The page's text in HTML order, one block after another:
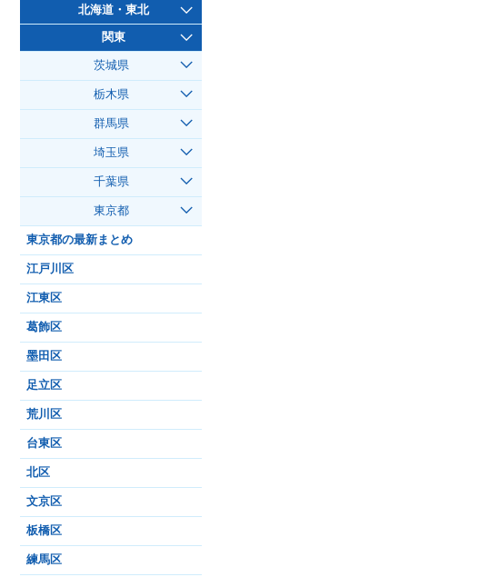
北海道・東北
関東
茨城県
栃木県
群馬県
埼玉県
千葉県
東京都
東京都の最新まとめ
江戸川区
江東区
葛飾区
墨田区
足立区
荒川区
台東区
北区
文京区
板橋区
練馬区